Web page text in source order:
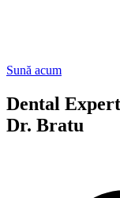
Sună acum
Dental
Dr. Bratu